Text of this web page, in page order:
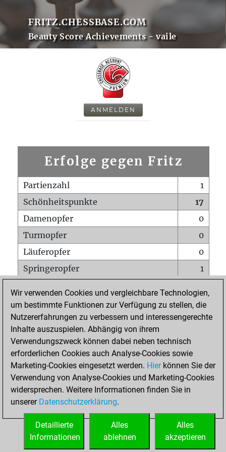
FRITZ.CHESSBASE.COM
Beauty Score Achievements - vaile
ANMELDEN
Erfolge gegen Fritz
Partienzahl
1
Schönheitspunkte
17
Damenopfer
0
Turmopfer
0
Läuferopfer
0
Springeropfer
1
Matt auf vollem Brett
0
Bauer setzt Matt
0
Erstickte Matts
Unterverwandlungen
Türme auf der siebten
0
STARTSEITE
Wir verwenden Cookies und vergleichbare Technologien,
um bestimmte Funktionen zur Verfügung zu stellen, die
Nutzererfahrungen zu verbessern und interessengerechte
Inhalte auszuspielen. Abhängig von ihrem
Verwendungszweck können dabei neben technisch
erforderlichen Cookies auch Analyse-Cookies sowie
Marketing-Cookies eingesetzt werden. Hierkönnen Sie der
Verwendung von Analyse-Cookies und Marketing-Cookies
widersprechen. Weitere Informationen finden Sie in
unserer Datenschutzerklärung.
Alles
akzeptieren
Alles
ablehnen
Detaillierte
Informationen